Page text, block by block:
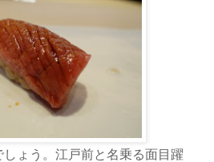
しょう。江戸前と名乗る面目躍